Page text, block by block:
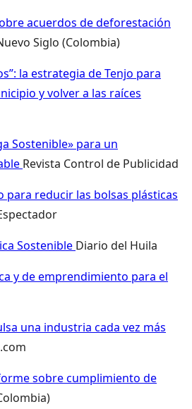
acuerdos de deforestación
Siglo (Colombia)
la estrategia de Tenjo para
y volver a las raíces
Sostenible» para un
Revista Control de Publicidad
para reducir las bolsas plásticas
Sostenible Diario del Huila
y de emprendimiento para el
una industria cada vez más
sobre cumplimiento de